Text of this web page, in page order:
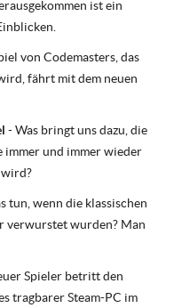
ist ein
von Codemasters, das
fährt mit dem neuen
- Was bringt uns dazu, die
immer und immer wieder
wird?
tun, wenn die klassischen
verwurstet wurden? Man
Spieler betritt den
tragbarer Steam-PC im